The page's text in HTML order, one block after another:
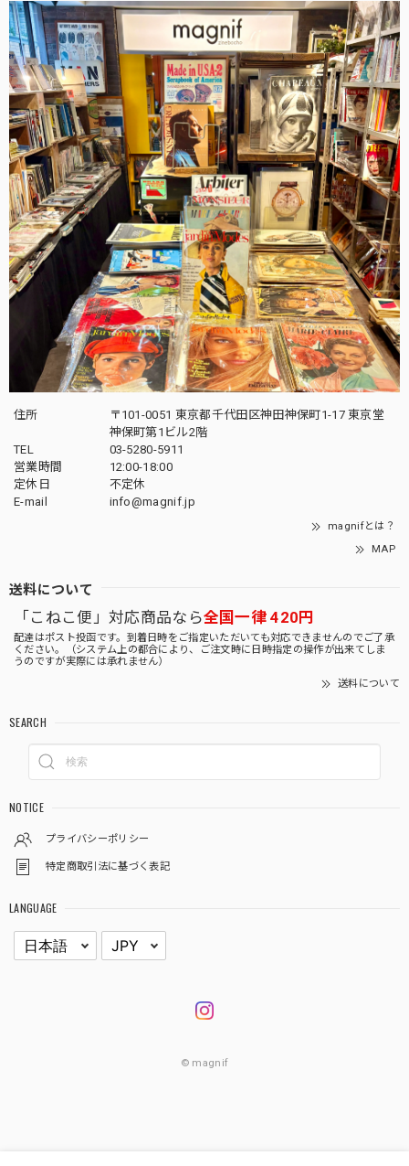
住所
〒101-0051 東京都千代田区神田神保町1-17 東京堂
神保町第1ビル2階
TEL
03-5280-5911
営業時間
12:00-18:00
定休日
不定休
E-mail
info@magnif.jp
magnifとは？
MAP
送料について
「こねこ便」対応商品なら全国一律 420円
配達はポスト投函です。到着日時をご指定いただいても対応できませんのでご了承
ください。（システム上の都合により、ご注文時に日時指定の操作が出来てしま
うのですが実際には承れません）
送料について
SEARCH
NOTICE
プライバシーポリシー
特定商取引法に基づく表記
LANGUAGE
© magnif